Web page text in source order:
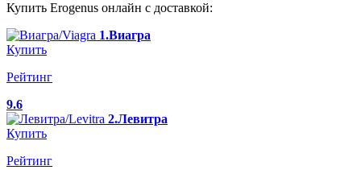
Купить Erogenus онлайн с доставкой:
1.Виагра
Купить
Рейтинг
9.6
2.Левитра
Купить
Рейтинг